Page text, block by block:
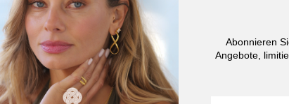
Abonnieren
Angebote,